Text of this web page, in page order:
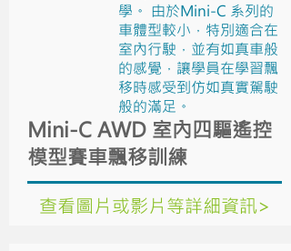
學。 由於Mini-C 系列的
車體型較小，特別適合在
室內行駛，並有如真車般
的感覺，讓學員在學習飄
移時感受到仿如真實駕駛
般的滿足。
Mini-C AWD 室內四驅遙控
模型賽車飄移訓練
查看圖片或影片等詳細資訊>